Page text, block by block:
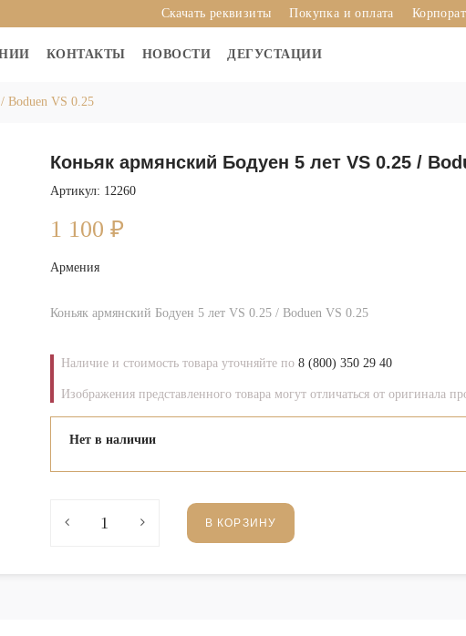
Скачать реквизиты Покупка и оплата
КОНТАКТЫ НОВОСТИ ДЕГУСТАЦИИ
Boduen VS 0.25
Коньяк армянский Бодуен 5 лет VS 0.25 /
Артикул: 12260
1 100 ₽
Армения
Коньяк армянский Бодуен 5 лет VS 0.25 / Boduen VS 0.25
Наличие и стоимость товара уточняйте по 8 (800) 350 29 40
Изображения представленного товара могут отличаться от оригинала
Нет в наличии
В КОРЗИНУ